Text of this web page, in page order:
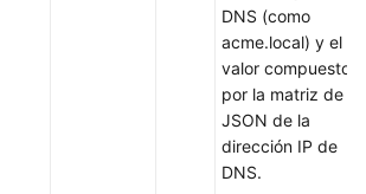
DNS (como
acme.local) y el
valor compuesto
por la matriz de
JSON de la
dirección IP de
DNS.